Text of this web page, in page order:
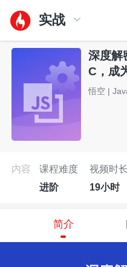
实战
深度解
C，成
悟空 |
内容
课程难度
进阶
视频时长
19小时
简介